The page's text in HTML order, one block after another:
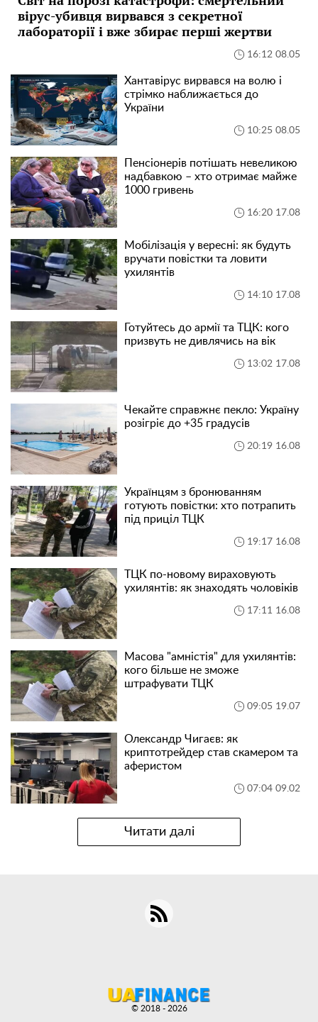
вірус-убивця вирвався з секретної
лабораторії і вже збирає перші жертви
16:12 08.05
Хантавірус вирвався на волю і
стрімко наближається до
України
10:25 08.05
Пенсіонерів потішать невеликою
надбавкою – хто отримає майже
1000 гривень
16:20 17.08
Мобілізація у вересні: як будуть
вручати повістки та ловити
ухилянтів
14:10 17.08
Готуйтесь до армії та ТЦК: кого
призвуть не дивлячись на вік
13:02 17.08
Чекайте справжнє пекло: Україну
розігріє до +35 градусів
20:19 16.08
Українцям з бронюванням
готують повістки: хто потрапить
під приціл ТЦК
19:17 16.08
ТЦК по-новому вираховують
ухилянтів: як знаходять чоловіків
17:11 16.08
Масова "амністія" для ухилянтів:
кого більше не зможе
штрафувати ТЦК
09:05 19.07
Олександр Чигаєв: як
криптотрейдер став скамером та
аферистом
07:04 09.02
Читати далі
© 2018 - 2026